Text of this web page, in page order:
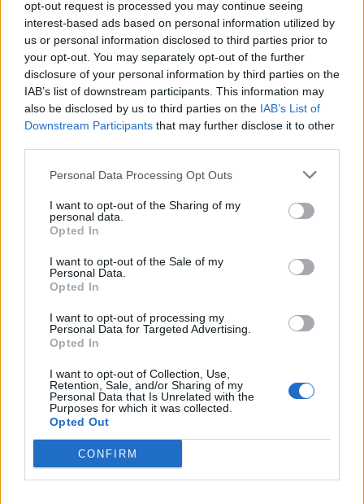
opt-out request is processed you may continue seeing
interest-based ads based on personal information utilized by
us or personal information disclosed to third parties prior to
your opt-out. You may separately opt-out of the further
disclosure of your personal information by third parties on the
IAB’s list of downstream participants. This information may
also be disclosed by us to third parties on the IAB’s List of
Downstream Participants that may further disclose it to other
Personal Data Processing Opt Outs
I want to opt-out of the Sharing of my
personal data.
Opted In
I want to opt-out of the Sale of my
Personal Data.
Opted In
I want to opt-out of processing my
Personal Data for Targeted Advertising.
Opted In
I want to opt-out of Collection, Use,
Retention, Sale, and/or Sharing of my
Personal Data that Is Unrelated with the
Purposes for which it was collected.
Opted Out
CONFIRM
Αρχική
Ο τομέας
Δημοσιεύσεις
Άρθρα
Εβδομαδιαία Επικαιρότητα
Μηνιαία Δελτία
IR Podcast
Επικοινωνία
ΕΛ
EN
Αρχική
Ο τομέας
Δημοσιεύσεις